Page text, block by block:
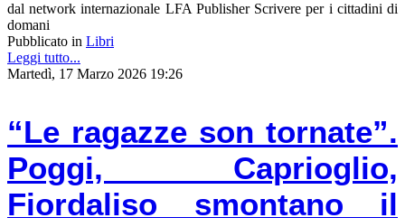
dal network internazionale LFA Publisher Scrivere per i cittadini di
domani
Pubblicato in Libri
Leggi tutto...
Martedì, 17 Marzo 2026 19:26
“Le ragazze son tornate”.
Poggi, Caprioglio,
Fiordaliso smontano il